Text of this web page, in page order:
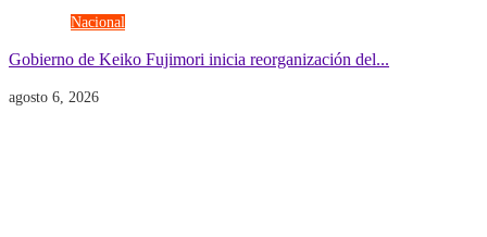
Nacional
Gobierno de Keiko Fujimori inicia reorganización del...
agosto 6, 2026